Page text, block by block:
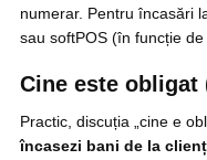
numerar. Pentru încasări
sau softPOS (în funcție
Cine este obligat
Practic, discuția „cine e
încasezi bani de la